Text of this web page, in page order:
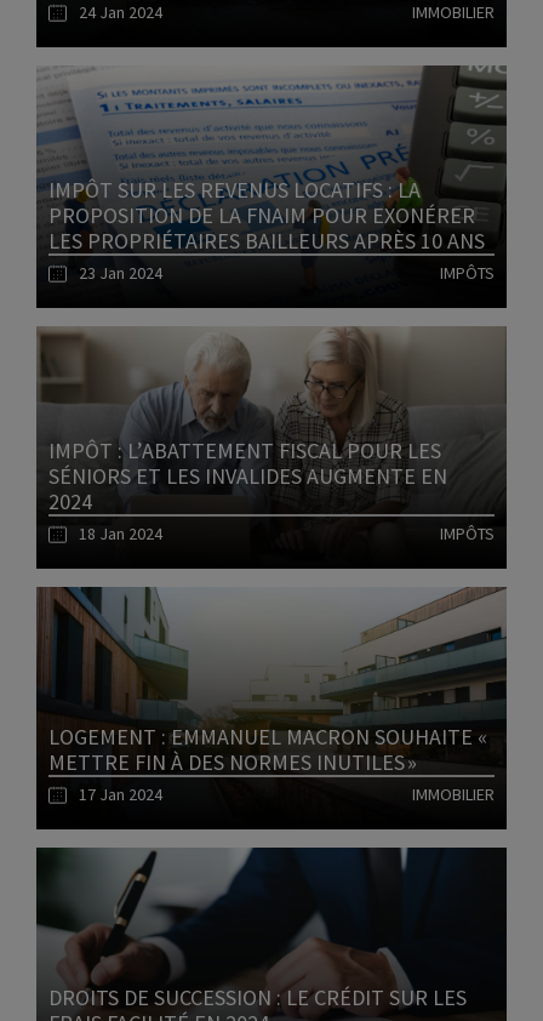
24 Jan 2024 IMMOBILIER
Lire l'article
IMPÔT SUR LES REVENUS LOCATIFS : LA
PROPOSITION DE LA FNAIM POUR EXONÉRER
LES PROPRIÉTAIRES BAILLEURS APRÈS 10 ANS
23 Jan 2024 IMPÔTS
Lire l'article
IMPÔT : L’ABATTEMENT FISCAL POUR LES
SÉNIORS ET LES INVALIDES AUGMENTE EN
2024
18 Jan 2024 IMPÔTS
Lire l'article
LOGEMENT : EMMANUEL MACRON SOUHAITE «
METTRE FIN À DES NORMES INUTILES »
17 Jan 2024 IMMOBILIER
Lire l'article
DROITS DE SUCCESSION : LE CRÉDIT SUR LES